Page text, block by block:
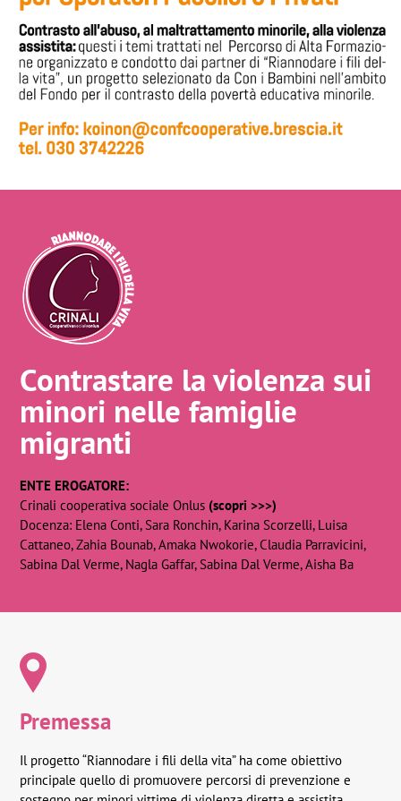
Contrastare la violenza sui
minori nelle famiglie
migranti
ENTE EROGATORE:
Crinali cooperativa sociale Onlus (scopri >>>)
Docenza: Elena Conti, Sara Ronchin, Karina Scorzelli, Luisa
Cattaneo, Zahia Bounab, Amaka Nwokorie, Claudia Parravicini,
Sabina Dal Verme, Nagla Gaffar, Sabina Dal Verme, Aisha Ba
Premessa
Il progetto “Riannodare i fili della vita” ha come obiettivo
principale quello di promuovere percorsi di prevenzione e